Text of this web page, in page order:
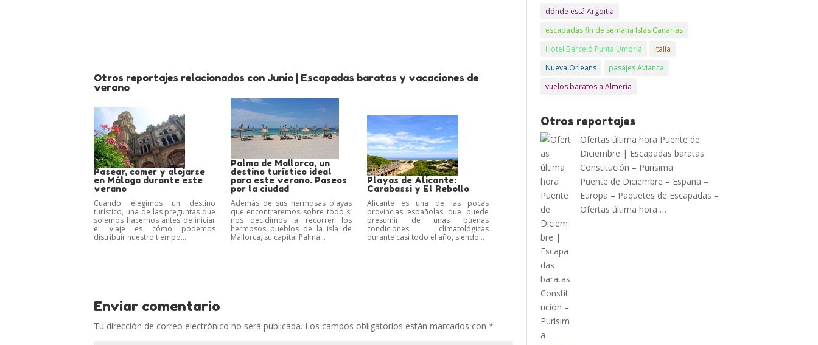
Otros reportajes relacionados con Junio | Escapadas baratas y vacaciones de
verano
Pasear, comer y alojarse
en Málaga durante este
verano
Cuando elegimos un destino
turístico, una de las preguntas que
solemos hacernos antes de iniciar
el viaje es cómo podemos
distribuir nuestro tiempo...
Palma de Mallorca, un
destino turístico ideal
para este verano. Paseos
por la ciudad
Además de sus hermosas playas
que encontraremos sobre todo si
nos decidimos a recorrer los
hermosos pueblos de la isla de
Mallorca, su capital Palma...
Playas de Alicante:
Carabassi y El Rebollo
Alicante es una de las pocas
provincias españolas que puede
presumir de unas buenas
condiciones climatológicas
durante casi todo el año, siendo...
Enviar comentario
Tu dirección de correo electrónico no será publicada. Los campos obligatorios están marcados con*
dónde está Argoitia
escapadas fin de semana Islas Canarias
Hotel Barceló Punta Umbría
Italia
Nueva Orleans
pasajes Avianca
vuelos baratos a Almería
Otros reportajes
Ofertas última hora Puente de
Diciembre | Escapadas baratas
Constitución – Purísima
Puente de Diciembre – España –
Europa – Paquetes de Escapadas –
Ofertas última hora …